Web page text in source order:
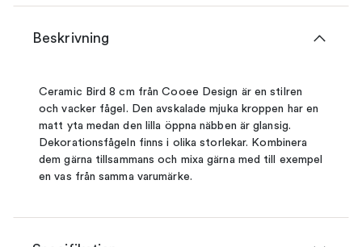
Beskrivning
Ceramic Bird 8 cm från Cooee Design är en stilren
och vacker fågel. Den avskalade mjuka kroppen har en
matt yta medan den lilla öppna näbben är glansig.
Dekorationsfågeln finns i olika storlekar. Kombinera
dem gärna tillsammans och mixa gärna med till exempel
en vas från samma varumärke.